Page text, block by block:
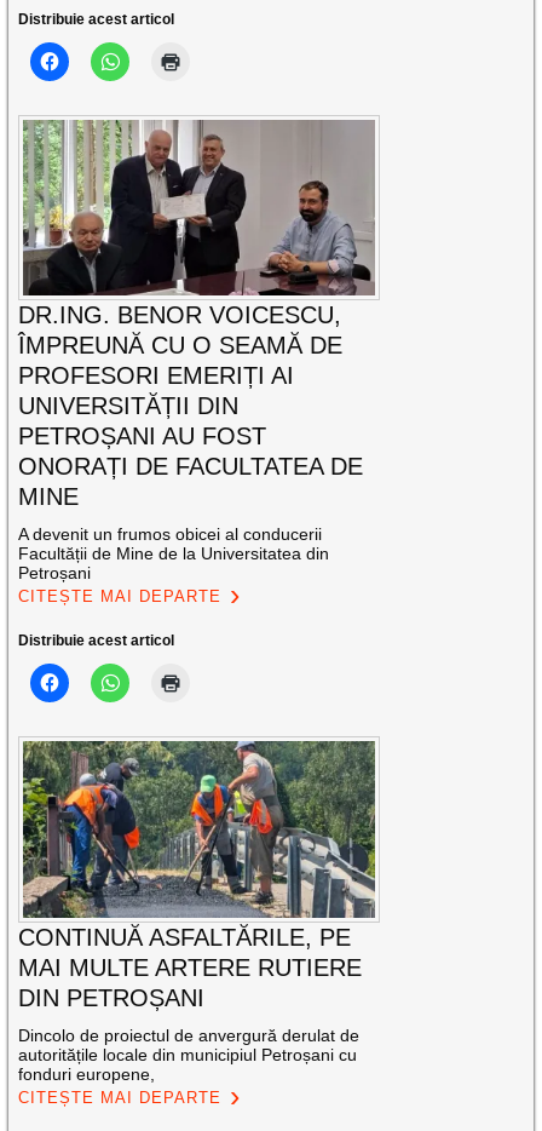
Distribuie acest articol
DR.ING. BENOR VOICESCU,
ÎMPREUNĂ CU O SEAMĂ DE
PROFESORI EMERIȚI AI
UNIVERSITĂȚII DIN
PETROȘANI AU FOST
ONORAȚI DE FACULTATEA DE
MINE
A devenit un frumos obicei al conducerii
Facultății de Mine de la Universitatea din
Petroșani
CITEȘTE MAI DEPARTE
Distribuie acest articol
CONTINUĂ ASFALTĂRILE, PE
MAI MULTE ARTERE RUTIERE
DIN PETROȘANI
Dincolo de proiectul de anvergură derulat de
autoritățile locale din municipiul Petroșani cu
fonduri europene,
CITEȘTE MAI DEPARTE